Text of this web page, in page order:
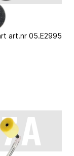
art.nr 05.E2995